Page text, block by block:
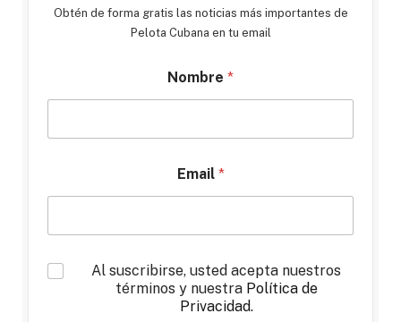
Obtén de forma gratis las noticias más importantes de
Pelota Cubana en tu email
Nombre *
Email *
*
Al suscribirse, usted acepta nuestros
términos y nuestra Política de
Privacidad.